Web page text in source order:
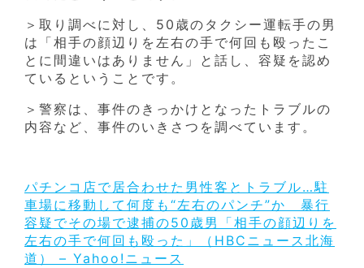
＞取り調べに対し、50歳のタクシー運転手の男
は「相手の顔辺りを左右の手で何回も殴ったこ
とに間違いはありません」と話し、容疑を認め
ているということです。
＞警察は、事件のきっかけとなったトラブルの
内容など、事件のいきさつを調べています。
パチンコ店で居合わせた男性客とトラブル…駐
車場に移動して何度も“左右のパンチ”か 暴行
容疑でその場で逮捕の50歳男「相手の顔辺りを
左右の手で何回も殴った」（HBCニュース北海
道） – Yahoo!ニュース